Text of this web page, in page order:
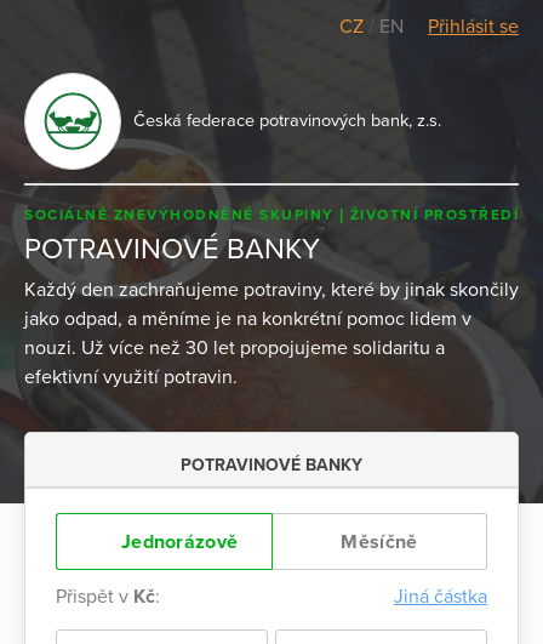
CZ / EN Přihlásit se
Česká federace potravinových bank, z.s.
SOCIÁLNĚ ZNEVÝHODNĚNÉ SKUPINY ŽIVOTNÍ PROSTŘEDÍ
POTRAVINOVÉ BANKY
Každý den zachraňujeme potraviny, které by jinak skončily
jako odpad, a měníme je na konkrétní pomoc lidem v
nouzi. Už více než 30 let propojujeme solidaritu a
efektivní využití potravin.
POTRAVINOVÉ BANKY
Jednorázově Měsíčně
Přispět v Kč: Jiná částka